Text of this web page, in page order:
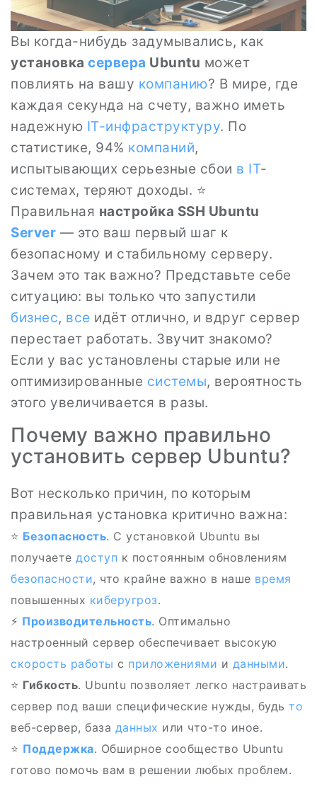
Вы когда-нибудь задумывались, как
установка сервера Ubuntu может
повлиять на вашу компанию? В мире, где
каждая секунда на счету, важно иметь
надежную IT-инфраструктуру. По
статистике, 94% компаний,
испытывающих серьезные сбои в IT-
системах, теряют доходы. ⭐
Правильная настройка SSH Ubuntu
Server — это ваш первый шаг к
безопасному и стабильному серверу.
Зачем это так важно? Представьте себе
ситуацию: вы только что запустили
бизнес, все идёт отлично, и вдруг сервер
перестает работать. Звучит знакомо?
Если у вас установлены старые или не
оптимизированные системы, вероятность
этого увеличивается в разы.
Почему важно правильно
установить сервер Ubuntu?
Вот несколько причин, по которым
правильная установка критично важна:
⭐ Безопасность. С установкой Ubuntu вы
получаете доступ к постоянным обновлениям
безопасности, что крайне важно в наше время
повышенных киберугроз.
⚡ Производительность. Оптимально
настроенный сервер обеспечивает высокую
скорость работы с приложениями и данными.
⭐ Гибкость. Ubuntu позволяет легко настраивать
сервер под ваши специфические нужды, будь то
веб-сервер, база данных или что-то иное.
⭐️ Поддержка. Обширное сообщество Ubuntu
готово помочь вам в решении любых проблем.